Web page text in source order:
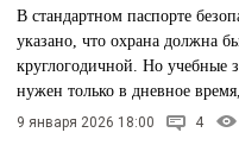
В стандартном паспорте
указано, что охрана должна
круглогодичной. Но учебные
нужен только в дневное
9 января 2026 18:00 4